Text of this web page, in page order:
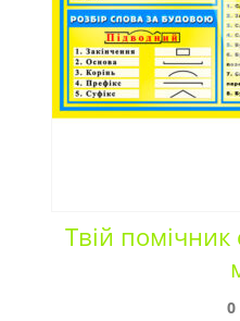
Твій помічник
0